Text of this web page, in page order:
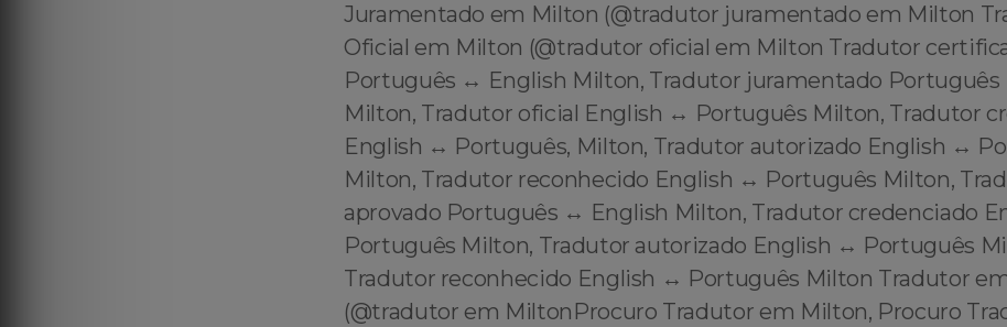
Juramentado em Milton (@tradutor juramentado em Milton
Oficial em Milton (@tradutor oficial em Milton Tradutor
Português ↔️ English Milton, Tradutor juramentado
Milton, Tradutor oficial English ↔️ Português Milton, Tradutor
English ↔️ Português, Milton, Tradutor autorizado English ↔️
Milton, Tradutor reconhecido English ↔️ Português Milton,
aprovado Português ↔️ English Milton, Tradutor credenciado
Português Milton, Tradutor autorizado English ↔️ Português
Tradutor reconhecido English ↔️ Português Milton Tradutor
(@tradutor em MiltonProcuro Tradutor em Milton, Procuro